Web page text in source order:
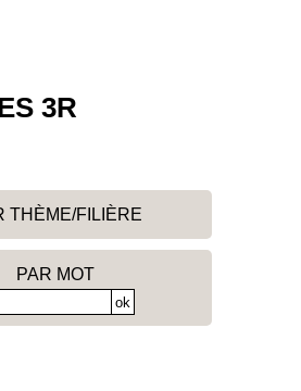
3R
THÈME/FILIÈRE
PAR MOT